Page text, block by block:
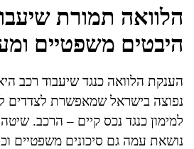
הלוואה תמורת
היבטים משפטיים
הענקת הלוואה כנגד שיעבוד רכב
נפוצה בישראל שמאפשרת לצדדים
למימון כנגד נכס קיים – הרכב.
נושאת עמה גם סיכונים משפטיים